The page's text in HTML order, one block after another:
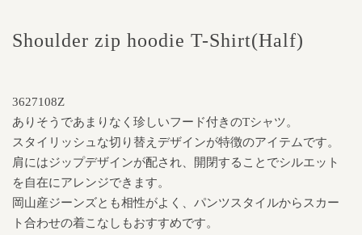
Shoulder zip hoodie T-Shirt(Half)
3627108Z
ありそうであまりなく珍しいフード付きのTシャツ。
スタイリッシュな切り替えデザインが特徴のアイテムです。
肩にはジップデザインが配され、開閉することでシルエット
を自在にアレンジできます。
岡山産ジーンズとも相性がよく、パンツスタイルからスカー
ト合わせの着こなしもおすすめです。